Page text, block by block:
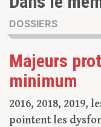
DOSSIERS
Majeurs
minimum
2016, 2018, 2019,
pointent les